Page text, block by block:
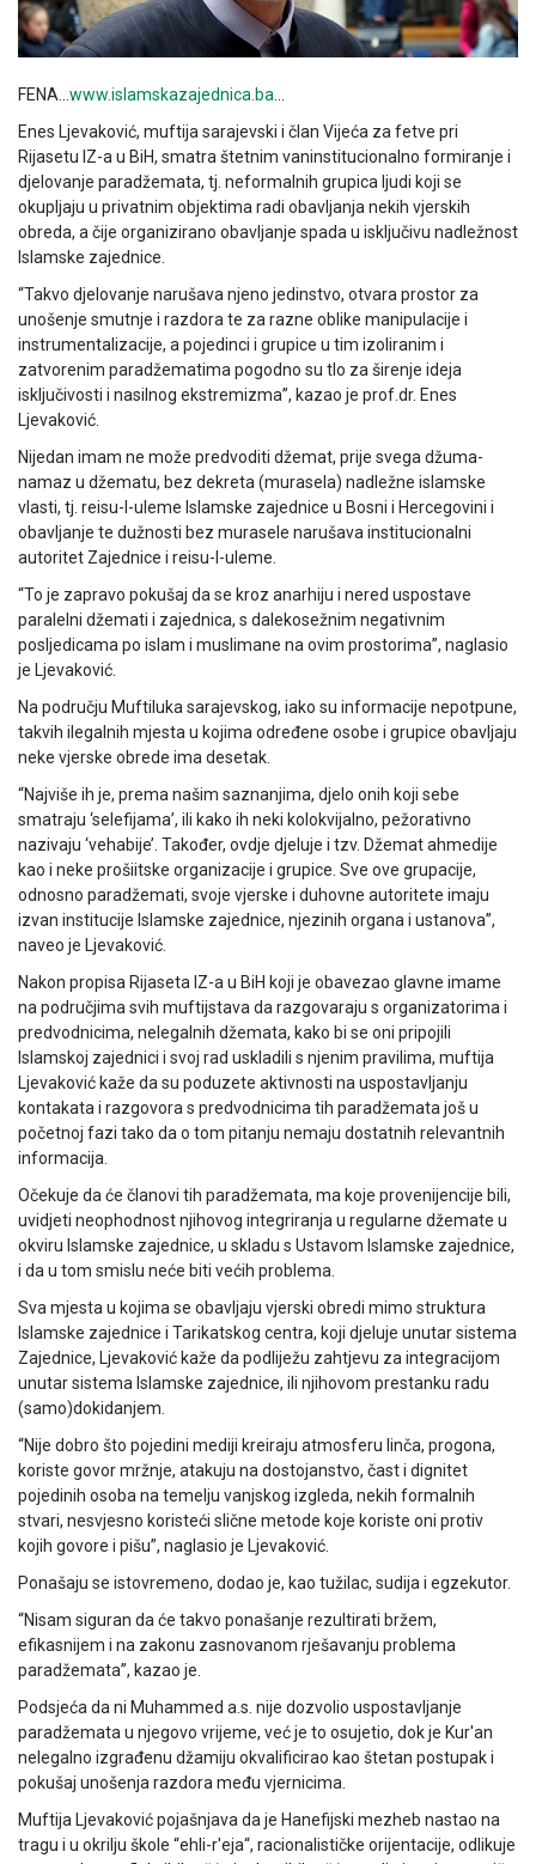
FENA… www.islamskazajednica.ba
Enes Ljevaković, muftija sarajevski i član Vijeća za fetve pri
Rijasetu IZ-a u BiH, smatra štetnim vaninstitucionalno formiranje i
djelovanje paradžemata, tj. neformalnih grupica ljudi koji se
okupljaju u privatnim objektima radi obavljanja nekih vjerskih
obreda, a čije organizirano obavljanje spada u isključivu nadležnost
Islamske zajednice.
“Takvo djelovanje narušava njeno jedinstvo, otvara prostor za
unošenje smutnje i razdora te za razne oblike manipulacije i
instrumentalizacije, a pojedinci i grupice u tim izoliranim i
zatvorenim paradžematima pogodno su tlo za širenje ideja
isključivosti i nasilnog ekstremizma”, kazao je prof.dr. Enes
Ljevaković.
Nijedan imam ne može predvoditi džemat, prije svega džuma-
namaz u džematu, bez dekreta (murasela) nadležne islamske
vlasti, tj. reisu-l-uleme Islamske zajednice u Bosni i Hercegovini i
obavljanje te dužnosti bez murasele narušava institucionalni
autoritet Zajednice i reisu-l-uleme.
“To je zapravo pokušaj da se kroz anarhiju i nered uspostave
paralelni džemati i zajednica, s dalekosežnim negativnim
posljedicama po islam i muslimane na ovim prostorima”, naglasio
je Ljevaković.
Na području Muftiluka sarajevskog, iako su informacije nepotpune,
takvih ilegalnih mjesta u kojima određene osobe i grupice obavljaju
neke vjerske obrede ima desetak.
“Najviše ih je, prema našim saznanjima, djelo onih koji sebe
smatraju ‘selefijama’, ili kako ih neki kolokvijalno, pežorativno
nazivaju ‘vehabije’. Također, ovdje djeluje i tzv. Džemat ahmedije
kao i neke prošiitske organizacije i grupice. Sve ove grupacije,
odnosno paradžemati, svoje vjerske i duhovne autoritete imaju
izvan institucije Islamske zajednice, njezinih organa i ustanova”,
naveo je Ljevaković.
Nakon propisa Rijaseta IZ-a u BiH koji je obavezao glavne imame
na područjima svih muftijstava da razgovaraju s organizatorima i
predvodnicima, nelegalnih džemata, kako bi se oni pripojili
Islamskoj zajednici i svoj rad uskladili s njenim pravilima, muftija
Ljevaković kaže da su poduzete aktivnosti na uspostavljanju
kontakata i razgovora s predvodnicima tih paradžemata još u
početnoj fazi tako da o tom pitanju nemaju dostatnih relevantnih
informacija.
Očekuje da će članovi tih paradžemata, ma koje provenijencije bili,
uvidjeti neophodnost njihovog integriranja u regularne džemate u
okviru Islamske zajednice, u skladu s Ustavom Islamske zajednice,
i da u tom smislu neće biti većih problema.
Sva mjesta u kojima se obavljaju vjerski obredi mimo struktura
Islamske zajednice i Tarikatskog centra, koji djeluje unutar sistema
Zajednice, Ljevaković kaže da podliježu zahtjevu za integracijom
unutar sistema Islamske zajednice, ili njihovom prestanku radu
(samo)dokidanjem.
“Nije dobro što pojedini mediji kreiraju atmosferu linča, progona,
koriste govor mržnje, atakuju na dostojanstvo, čast i dignitet
pojedinih osoba na temelju vanjskog izgleda, nekih formalnih
stvari, nesvjesno koristeći slične metode koje koriste oni protiv
kojih govore i pišu”, naglasio je Ljevaković.
Ponašaju se istovremeno, dodao je, kao tužilac, sudija i egzekutor.
“Nisam siguran da će takvo ponašanje rezultirati bržem,
efikasnijem i na zakonu zasnovanom rješavanju problema
paradžemata”, kazao je.
Podsjeća da ni Muhammed a.s. nije dozvolio uspostavljanje
paradžemata u njegovo vrijeme, već je to osujetio, dok je Kur'an
nelegalno izgrađenu džamiju okvalificirao kao štetan postupak i
pokušaj unošenja razdora među vjernicima.
Muftija Ljevaković pojašnjava da je Hanefijski mezheb nastao na
tragu i u okrilju škole “ehli-r'eja“, racionalističke orijentacije, odlikuje